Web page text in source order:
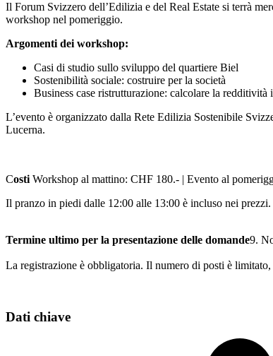
Il Forum Svizzero dell’Edilizia e del Real Estate si terrà
workshop nel pomeriggio.
Argomenti dei workshop:
Casi di studio sullo sviluppo del quartiere Biel
Sostenibilità sociale: costruire per la società
Business case ristrutturazione: calcolare la redditività
L’evento è organizzato dalla Rete Edilizia Sostenibile
Lucerna.
CostiWorkshop al mattino: CHF 180.- | Evento al
Il pranzo in piedi dalle 12:00 alle 13:00 è incluso nei prezzi.
Termine ultimo per la presentazione delle domande9.
La registrazione è obbligatoria. Il numero di posti è
Dati chiave